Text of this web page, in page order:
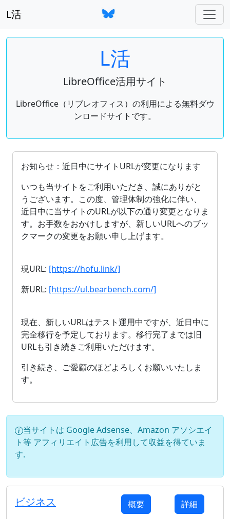
L活
L活
LibreOffice活用サイト
LibreOffice（リブレオフィス）の利用による無料ダウ
ンロードサイトです。
OpenDocument（ODF）をサポートしているオフィス
お知らせ：近日中にサイトURLが変更になります
いつも当サイトをご利用いただき、誠にありがと
うございます。この度、管理体制の強化に伴い、
近日中に当サイトのURLが以下の通り変更となりま
す。お手数をおかけしますが、新しいURLへのブッ
クマークの変更をお願い申し上げます。
現URL: [https://hofu.link/]
新URL: [https://ul.bearbench.com/]
現在、新しいURLはテスト運用中ですが、近日中に
完全移行を予定しております。移行完了までは旧
URLも引き続きご利用いただけます。
引き続き、ご愛顧のほどよろしくお願いいたしま
す。
当サイトは Google Adsense、Amazon アソシエイ
ト等 アフィリエイト広告を利用して収益を得ていま
す.
ビジネス 概要 詳細